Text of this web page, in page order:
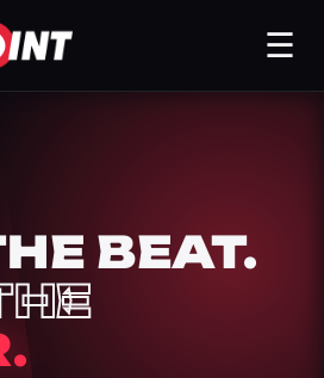
☰
BEAT.